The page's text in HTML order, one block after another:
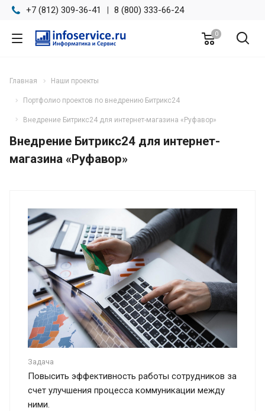
+7 (812) 309-36-41 | 8 (800) 333-66-24
0
Главная Наши проекты
Портфолио проектов по внедрению Битрикс24
Внедрение Битрикс24 для интернет-магазина «Руфавор»
Внедрение Битрикс24 для интернет-
магазина «Руфавор»
Задача
Повысить эффективность работы сотрудников за
счет улучшения процесса коммуникации между
ними.